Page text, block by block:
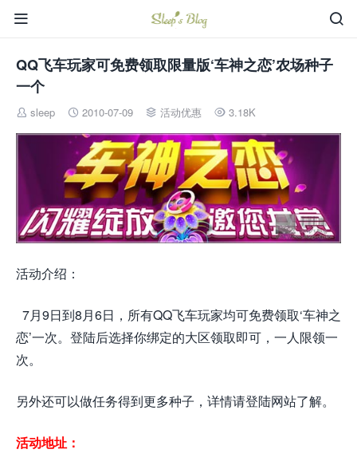


QQ飞车玩家可免费领取限量版‘车神之恋’农场种子
一个
 sleep  2010-07-09  活动优惠  3.18K
活动介绍：
7月9日到8月6日，所有QQ飞车玩家均可免费领取‘车神之
恋’一次。登陆后选择你绑定的大区领取即可，一人限领一
次。
另外还可以做任务得到更多种子，详情请登陆网站了解。
活动地址：